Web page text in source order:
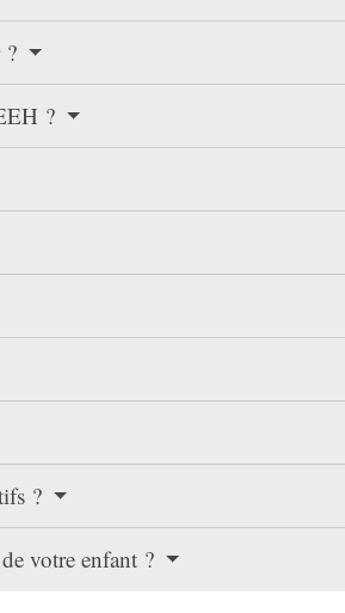
?
?
?
votre enfant ?